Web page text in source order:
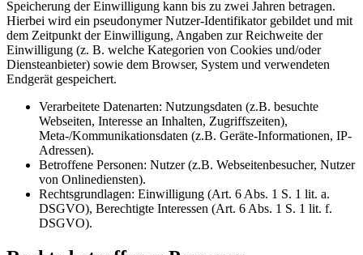
Speicherung der Einwilligung kann bis zu zwei Jahren betragen.
Hierbei wird ein pseudonymer Nutzer-Identifikator gebildet und mit
dem Zeitpunkt der Einwilligung, Angaben zur Reichweite der
Einwilligung (z. B. welche Kategorien von Cookies und/oder
Diensteanbieter) sowie dem Browser, System und verwendeten
Endgerät gespeichert.
Verarbeitete Datenarten: Nutzungsdaten (z.B. besuchte
Webseiten, Interesse an Inhalten, Zugriffszeiten),
Meta-/Kommunikationsdaten (z.B. Geräte-Informationen, IP-
Adressen).
Betroffene Personen: Nutzer (z.B. Webseitenbesucher, Nutzer
von Onlinediensten).
Rechtsgrundlagen: Einwilligung (Art. 6 Abs. 1 S. 1 lit. a.
DSGVO), Berechtigte Interessen (Art. 6 Abs. 1 S. 1 lit. f.
DSGVO).